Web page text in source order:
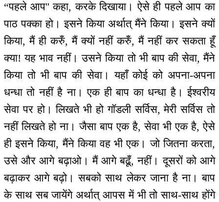
“पहले आप'' कहा, करके दिखाया। ऐसे ही पहले आप का
पाठ पक्का हो। इसने किया अर्थात् मैंने किया। इसने क्यों
किया, मैं ही करुँ, मैं क्यों नहीं करुँ, मैं नहीं कर सकता हूँ
क्या! यह भाव नहीं। उसने किया तो भी बाप की सेवा, मैंने
किया तो भी बाप की सेवा। यहाँ कोई को अपना-अपना
धन्धा तो नहीं है ना। एक ही बाप का धन्धा है। ईश्वरीय
सेवा पर हो। लिखते भी हो गॉडली सर्विस, मेरी सर्विस तो
नहीं लिखते हो ना। जैसा बाप एक है, सेवा भी एक है, ऐसे
ही इसने किया, मैंने किया वह भी एक। जो जितना करता,
उसे और आगे बढ़ाओ। मैं आगे बढूँ, नहीं। दूसरों को आगे
बढ़ाकर आगे बढ़ो। सबको साथ लेकर जाना है ना। बाप
के साथ सब जायेंगे अर्थात् आपस में भी तो साथ-साथ होंगे